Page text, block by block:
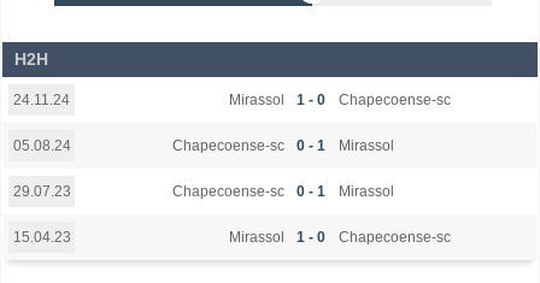
H2H
24.11.24 Mirassol 1 - 0 Chapecoense-sc
05.08.24 Chapecoense-sc 0 - 1 Mirassol
29.07.23 Chapecoense-sc 0 - 1 Mirassol
15.04.23 Mirassol 1 - 0 Chapecoense-sc